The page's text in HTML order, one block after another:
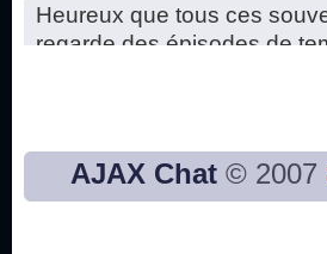
Heureux que tous ces
regarde des épisodes de
Bon, 2020, ça n'a pas trop
AJAX Chat © 2007